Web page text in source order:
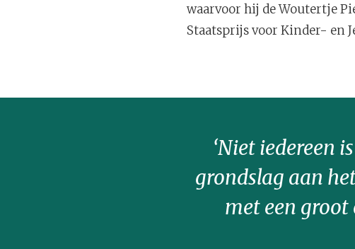
waarvoor hij de Woutertje
Staatsprijs voor Kinder- en
‘Niet iedereen
grondslag aan
met een groot